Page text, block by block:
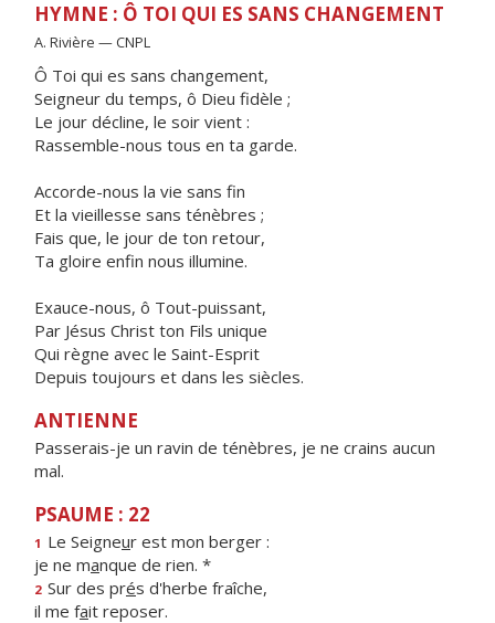
HYMNE : Ô TOI QUI ES SANS CHANGEMENT
A. Rivière — CNPL
Ô Toi qui es sans changement,
Seigneur du temps, ô Dieu fidèle ;
Le jour décline, le soir vient :
Rassemble-nous tous en ta garde.
Accorde-nous la vie sans fin
Et la vieillesse sans ténèbres ;
Fais que, le jour de ton retour,
Ta gloire enfin nous illumine.
Exauce-nous, ô Tout-puissant,
Par Jésus Christ ton Fils unique
Qui règne avec le Saint-Esprit
Depuis toujours et dans les siècles.
ANTIENNE
Passerais-je un ravin de ténèbres, je ne crains aucun
mal.
PSAUME : 22
1 Le Seigneur est mon berger :
je ne manque de rien. *
2 Sur des prés d'herbe fraîche,
il me fait reposer.